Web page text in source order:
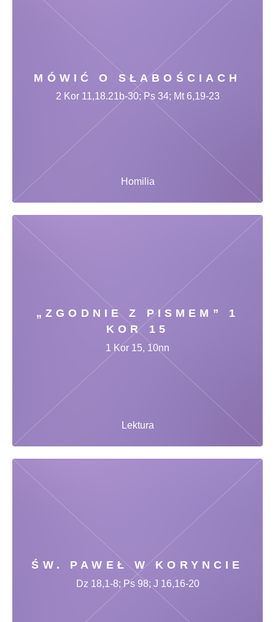
MÓWIĆ O SŁABOŚCIACH
Homilia
2 Kor 11,18.21b-30; Ps 34; Mt 6,19-23
„ZGODNIE Z PISMEM” 1
KOR 15
Lektura
1 Kor 15, 10nn
ŚW. PAWEŁ W KORYNCIE
Dz 18,1-8; Ps 98; J 16,16-20